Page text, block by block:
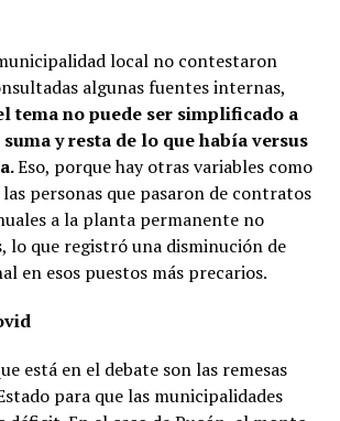
local no contestaron
algunas fuentes internas,
tema no puede ser simplificado a
y resta de lo que había versus
Eso, porque hay otras variables como
personas que pasaron de contratos
a la planta permanente no
lo que registró una disminución de
en esos puestos más precarios.
está en el debate son las remesas
para que las municipalidades